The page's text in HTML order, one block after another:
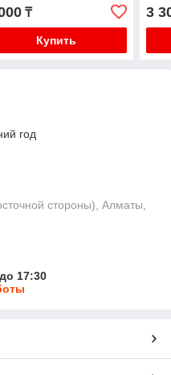
₸
Купить
3
год
стороны), Алматы,
17:30